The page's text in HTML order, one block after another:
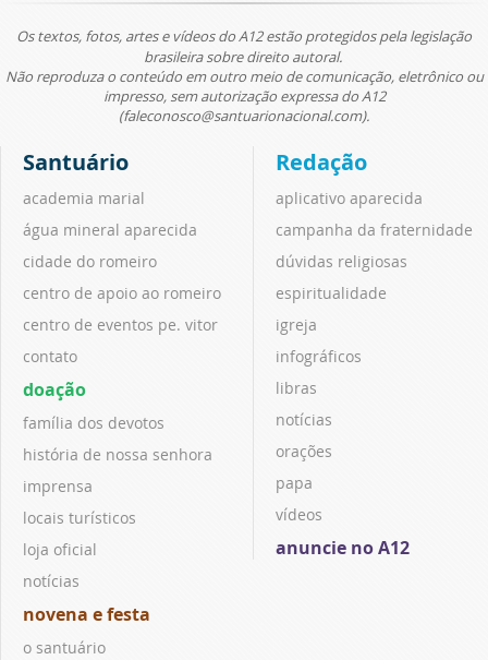
Os textos, fotos, artes e vídeos do A12 estão protegidos pela legislação
brasileira sobre direito autoral.
Não reproduza o conteúdo em outro meio de comunicação, eletrônico ou
impresso, sem autorização expressa do A12
(faleconosco@santuarionacional.com).
Santuário
academia marial
água mineral aparecida
cidade do romeiro
centro de apoio ao romeiro
centro de eventos pe. vitor
contato
doação
família dos devotos
história de nossa senhora
imprensa
locais turísticos
loja oficial
notícias
novena e festa
o santuário
Redação
aplicativo aparecida
campanha da fraternidade
dúvidas religiosas
espiritualidade
igreja
infográficos
libras
notícias
orações
papa
vídeos
anuncie no A12